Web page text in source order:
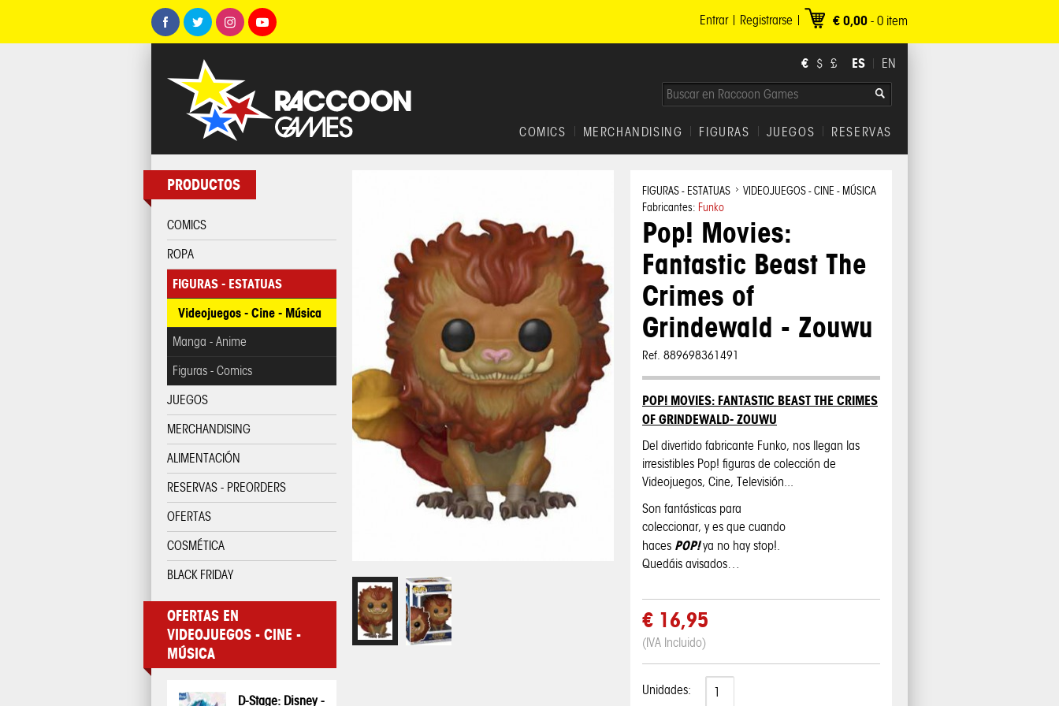
€ 0,00 - 0 item
Registrarse
Entrar
€ $ £ ES EN
RESERVAS
JUEGOS
FIGURAS
MERCHANDISING
COMICS
PRODUCTOS
COMICS
ROPA
FIGURAS - ESTATUAS
Videojuegos - Cine - Música
Manga - Anime
Figuras - Comics
JUEGOS
MERCHANDISING
ALIMENTACIÓN
RESERVAS - PREORDERS
OFERTAS
COSMÉTICA
BLACK FRIDAY
OFERTAS EN
VIDEOJUEGOS - CINE -
MÚSICA
D-Stage: Disney -
FIGURAS - ESTATUAS
VIDEOJUEGOS - CINE - MÚSICA
Fabricantes: Funko
Pop! Movies:
Fantastic Beast The
Crimes of
Grindewald - Zouwu
Ref. 889698361491
POP! MOVIES: FANTASTIC BEAST THE CRIMES
OF GRINDEWALD- ZOUWU
Del divertido fabricante Funko, nos llegan las
irresistibles Pop! figuras de colección de
Videojuegos, Cine, Televisión...
Son fantásticas para
coleccionar, y es que cuando
haces POP!ya no hay stop!.
Quedáis avisados…
€ 16,95
(IVA Incluido)
Unidades: